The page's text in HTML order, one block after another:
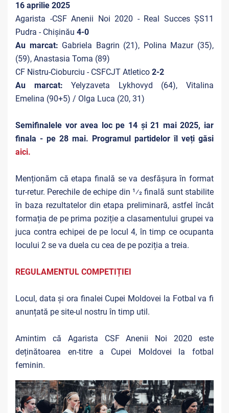
16 aprilie 2025
Agarista -CSF Anenii Noi 2020 - Real Succes ȘS11
Pudra - Chișinău 4-0
Au marcat: Gabriela Bagrin (21), Polina Mazur (35),
(59), Anastasia Toma (89)
CF Nistru-Cioburciu - CSFCJT Atletico 2-2
Au marcat:Yelyzaveta Lykhovyd (64), Vitalina
Emelina (90+5) / Olga Luca (20, 31)
Semifinalele vor avea loc pe 14 și 21 mai 2025, iar
finala - pe 28 mai. Programul partidelor îl veți găsi
aici.
Menționăm că etapa finală se va desfășura în format
tur-retur. Perechile de echipe din 1⁄2 finală sunt stabilite
în baza rezultatelor din etapa preliminară, astfel încât
formația de pe prima poziție a clasamentului grupei va
juca contra echipei de pe locul 4, în timp ce ocupanta
locului 2 se va duela cu cea de pe poziția a treia.
REGULAMENTUL COMPETIȚIEI
Locul, data și ora finalei Cupei Moldovei la Fotbal va fi
anunțată pe site-ul nostru în timp util.
Amintim că Agarista CSF Anenii Noi 2020 este
deținătoarea en-titre a Cupei Moldovei la fotbal
feminin.